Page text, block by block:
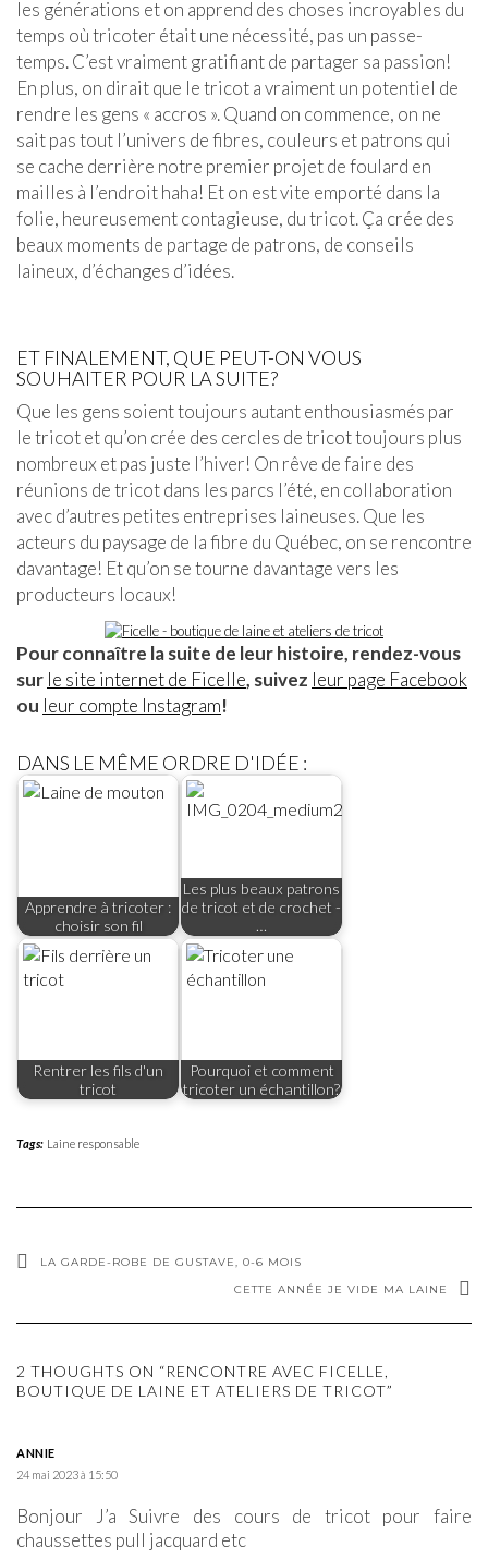
les générations et on apprend des choses incroyables du
temps où tricoter était une nécessité, pas un passe-
temps. C’est vraiment gratifiant de partager sa passion!
En plus, on dirait que le tricot a vraiment un potentiel de
rendre les gens « accros ». Quand on commence, on ne
sait pas tout l’univers de fibres, couleurs et patrons qui
se cache derrière notre premier projet de foulard en
mailles à l’endroit haha! Et on est vite emporté dans la
folie, heureusement contagieuse, du tricot. Ça crée des
beaux moments de partage de patrons, de conseils
laineux, d’échanges d’idées.
ET FINALEMENT, QUE PEUT-ON VOUS
SOUHAITER POUR LA SUITE?
Que les gens soient toujours autant enthousiasmés par
le tricot et qu’on crée des cercles de tricot toujours plus
nombreux et pas juste l’hiver! On rêve de faire des
réunions de tricot dans les parcs l’été, en collaboration
avec d’autres petites entreprises laineuses. Que les
acteurs du paysage de la fibre du Québec, on se rencontre
davantage! Et qu’on se tourne davantage vers les
producteurs locaux!
Pour connaître la suite de leur histoire, rendez-vous
sur le site internet de Ficelle, suivez leur page Facebook
ou leur compte Instagram!
DANS LE MÊME ORDRE D'IDÉE :
Apprendre à tricoter :
choisir son fil
Les plus beaux patrons
de tricot et de crochet -
…
Rentrer les fils d'un
tricot
Pourquoi et comment
tricoter un échantillon?
Tags: Laine responsable
LA GARDE-ROBE DE GUSTAVE, 0-6 MOIS
CETTE ANNÉE JE VIDE MA LAINE
2 THOUGHTS ON “RENCONTRE AVEC FICELLE,
BOUTIQUE DE LAINE ET ATELIERS DE TRICOT”
ANNIE
24 mai 2023 à 15:50
Bonjour J’a Suivre des cours de tricot pour faire
chaussettes pull jacquard etc